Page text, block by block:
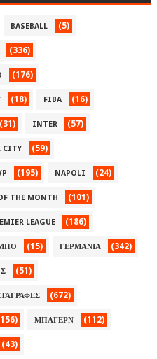
BASEBALL (5)
(336)
(176)
(18) FIBA (16)
(31) INTER (57)
CITY (59)
(195) NAPOLI (24)
THE MONTH (101)
LEAGUE (186)
(15) ΓΕΡΜΑΝΙΑ (342)
(51)
(672)
ΜΠΑΓΕΡΝ (112)
(43)